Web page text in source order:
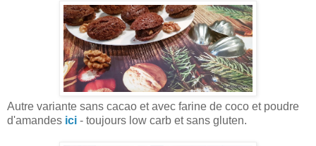
Autre variante sans cacao et avec farine de coco et poudre
d'amandes ici - toujours low carb et sans gluten.